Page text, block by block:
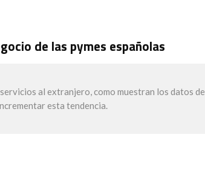
de las pymes españolas
al extranjero, como muestran los datos de
esta tendencia.